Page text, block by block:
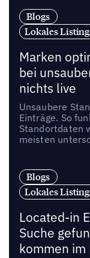
Blogs
Lokales
Marken
bei
nichts live
Unsaubere
Einträge. So
Standortdaten
meisten
Blogs
Lokales
Located-in
Suche
kommen im